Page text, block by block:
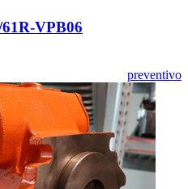
VPB06
preventivo